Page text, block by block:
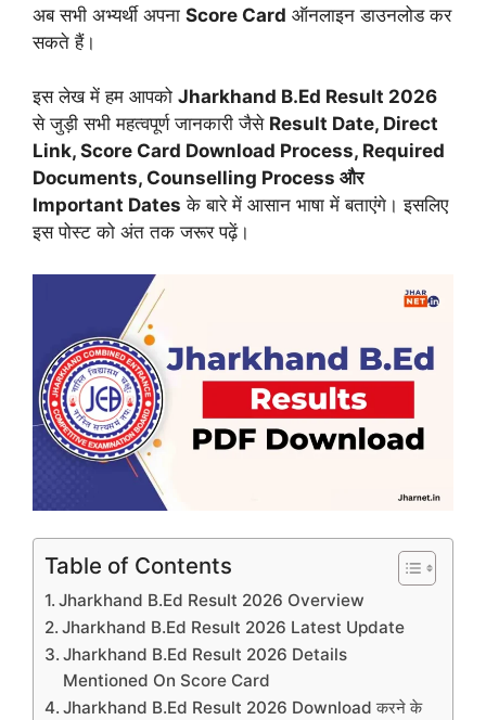
अब सभी अभ्यर्थी अपना Score Card ऑनलाइन डाउनलोड कर
सकते हैं।
इस लेख में हम आपको Jharkhand B.Ed Result 2026
से जुड़ी सभी महत्वपूर्ण जानकारी जैसे Result Date, Direct
Link, Score Card Download Process, Required
Documents, Counselling Process और
Important Dates के बारे में आसान भाषा में बताएंगे। इसलिए
इस पोस्ट को अंत तक जरूर पढ़ें।
Table of Contents
Jharkhand B.Ed Result 2026 Overview
Jharkhand B.Ed Result 2026 Latest Update
Jharkhand B.Ed Result 2026 Details
Mentioned On Score Card
Jharkhand B.Ed Result 2026 Download करने के